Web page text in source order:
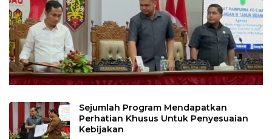
Sejumlah Program Mendapatkan
Perhatian Khusus Untuk Penyesuaian
Kebijakan